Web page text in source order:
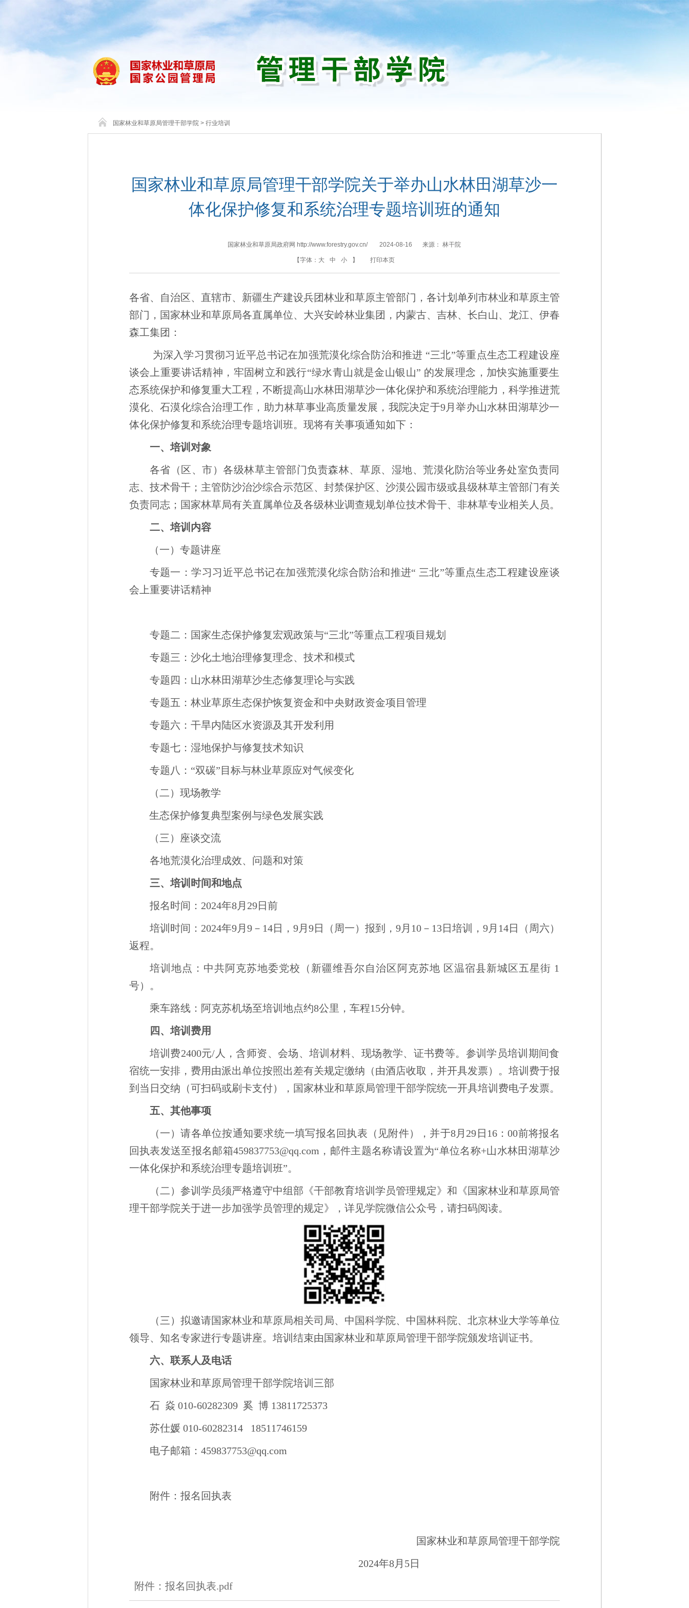
国家林业和草原局管理干部学院 > 行业培训
国家林业和草原局管理干部学院关于举办山水林田湖草沙一
体化保护修复和系统治理专题培训班的通知
国家林业和草原局政府网 http://www.forestry.gov.cn/ 2024-08-16 来源： 林干院
【字体： 大 中 小 】 打印本页
各省、自治区、直辖市、新疆生产建设兵团林业和草原主管部门，各计划单列市林业和草原主管
部门，国家林业和草原局各直属单位、大兴安岭林业集团，内蒙古、吉林、长白山、龙江、伊春
森工集团：
为深入学习贯彻习近平总书记在加强荒漠化综合防治和推进 “三北”等重点生态工程建设座
谈会上重要讲话精神，牢固树立和践行“绿水青山就是金山银山” 的发展理念，加快实施重要生
态系统保护和修复重大工程，不断提高山水林田湖草沙一体化保护和系统治理能力，科学推进荒
漠化、石漠化综合治理工作，助力林草事业高质量发展，我院决定于9月举办山水林田湖草沙一
体化保护修复和系统治理专题培训班。现将有关事项通知如下：
一、培训对象
各省（区、市）各级林草主管部门负责森林、草原、湿地、荒漠化防治等业务处室负责同
志、技术骨干；主管防沙治沙综合示范区、封禁保护区、沙漠公园市级或县级林草主管部门有关
负责同志；国家林草局有关直属单位及各级林业调查规划单位技术骨干、非林草专业相关人员。
二、培训内容
（一）专题讲座
专题一：学习习近平总书记在加强荒漠化综合防治和推进“ 三北”等重点生态工程建设座谈
会上重要讲话精神
专题二：国家生态保护修复宏观政策与“三北”等重点工程项目规划
专题三：沙化土地治理修复理念、技术和模式
专题四：山水林田湖草沙生态修复理论与实践
专题五：林业草原生态保护恢复资金和中央财政资金项目管理
专题六：干旱内陆区水资源及其开发利用
专题七：湿地保护与修复技术知识
专题八：“双碳”目标与林业草原应对气候变化
（二）现场教学
生态保护修复典型案例与绿色发展实践
（三）座谈交流
各地荒漠化治理成效、问题和对策
三、培训时间和地点
报名时间：2024年8月29日前
培训时间：2024年9月9－14日，9月9日（周一）报到，9月10－13日培训，9月14日（周六）
返程。
培训地点：中共阿克苏地委党校（新疆维吾尔自治区阿克苏地 区温宿县新城区五星街 1
号）。
乘车路线：阿克苏机场至培训地点约8公里，车程15分钟。
四、培训费用
培训费2400元/人，含师资、会场、培训材料、现场教学、证书费等。参训学员培训期间食
宿统一安排，费用由派出单位按照出差有关规定缴纳（由酒店收取，并开具发票）。培训费于报
到当日交纳（可扫码或刷卡支付），国家林业和草原局管理干部学院统一开具培训费电子发票。
五、其他事项
（一）请各单位按通知要求统一填写报名回执表（见附件），并于8月29日16：00前将报名
回执表发送至报名邮箱459837753@qq.com，邮件主题名称请设置为“单位名称+山水林田湖草沙
一体化保护和系统治理专题培训班”。
（二）参训学员须严格遵守中组部《干部教育培训学员管理规定》和《国家林业和草原局管
理干部学院关于进一步加强学员管理的规定》，详见学院微信公众号，请扫码阅读。
（三）拟邀请国家林业和草原局相关司局、中国科学院、中国林科院、北京林业大学等单位
领导、知名专家进行专题讲座。培训结束由国家林业和草原局管理干部学院颁发培训证书。
六、联系人及电话
国家林业和草原局管理干部学院培训三部
石 焱 010-60282309 奚 博 13811725373
苏仕媛 010-60282314 18511746159
电子邮箱：459837753@qq.com
附件：报名回执表
国家林业和草原局管理干部学院
2024年8月5日
附件：报名回执表.pdf